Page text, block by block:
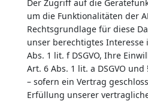
Der Zugriff auf die
um die Funktionalitäten der
Rechtsgrundlage für diese
unser berechtigtes Interesse
Abs. 1 lit. f DSGVO, Ihre
Art. 6 Abs. 1 lit. a DSGVO und
– sofern ein Vertrag
Erfüllung unserer